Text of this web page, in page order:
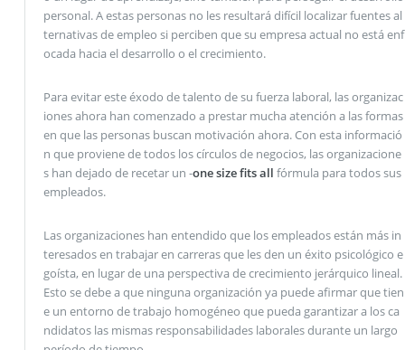
personal. A estas personas no les resultará difícil localizar fuentes al
ternativas de empleo si perciben que su empresa actual no está enf
ocada hacia el desarrollo o el crecimiento.
Para evitar este éxodo de talento de su fuerza laboral, las organizac
iones ahora han comenzado a prestar mucha atención a las formas
en que las personas buscan motivación ahora. Con esta informació
n que proviene de todos los círculos de negocios, las organizacione
s han dejado de recetar un -one size fits all fórmula para todos sus
empleados.
Las organizaciones han entendido que los empleados están más in
teresados ​​en trabajar en carreras que les den un éxito psicológico e
goísta, en lugar de una perspectiva de crecimiento jerárquico lineal.
Esto se debe a que ninguna organización ya puede afirmar que tien
e un entorno de trabajo homogéneo que pueda garantizar a los ca
ndidatos las mismas responsabilidades laborales durante un largo